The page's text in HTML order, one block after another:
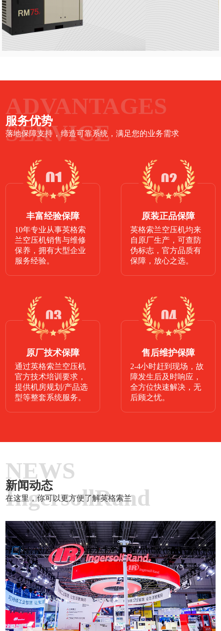
ADVANTAGES
SERVICE
服务优势
落地保障支持，缔造可靠系统，满足您的业务需求
丰富经验保障
10年专业从事英格索
兰空压机销售与维修
保养，拥有大型企业
服务经验。
原装正品保障
英格索兰空压机均来
自原厂生产，可查防
伪标志，官方品质有
保障，放心之选。
原厂技术保障
通过英格索兰空压机
官方技术培训要求，
提供机房规划/产品选
型等整套系统服务。
售后维护保障
2-4小时赶到现场，故
障发生后及时响应，
全方位快速解决，无
后顾之忧。
NEWS
IngersollRand
新闻动态
在这里，你可以更方便了解英格索兰